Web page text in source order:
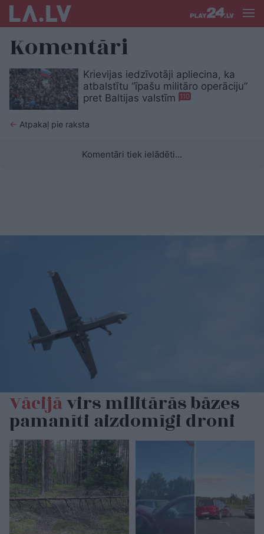
Komentāri
Krievijas iedzīvotāji apliecina, ka
atbalstītu “īpašu militāro operāciju”
pret Baltijas valstīm
110
← Atpakaļ pie raksta
Komentāri tiek ielādēti...
Vācijāvirs militārās bāzes
pamanīti aizdomīgi droni